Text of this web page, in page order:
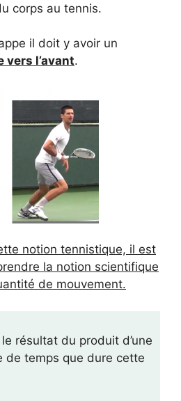
corps au tennis.
il doit y avoir un
vers l’avant.
notion tennistique, il est
la notion scientifique
de mouvement.
le résultat du produit d’une
de temps que dure cette